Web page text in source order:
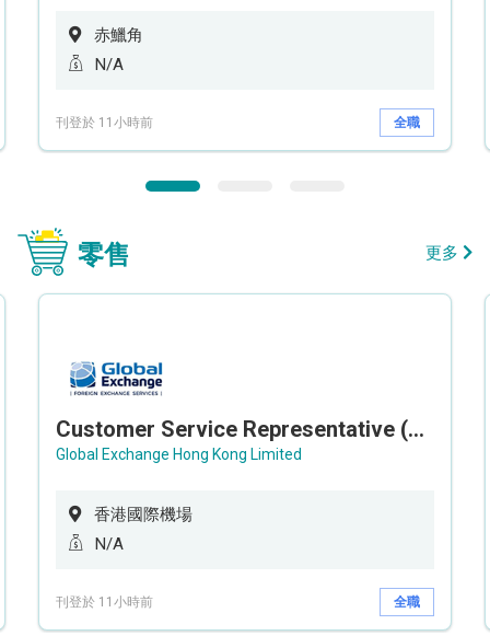
赤鱲角
N/A
刊登於 11小時前 全職
零售 更多
Customer Service Representative (Airport)
Global Exchange Hong Kong Limited
香港國際機場
N/A
刊登於 11小時前 全職